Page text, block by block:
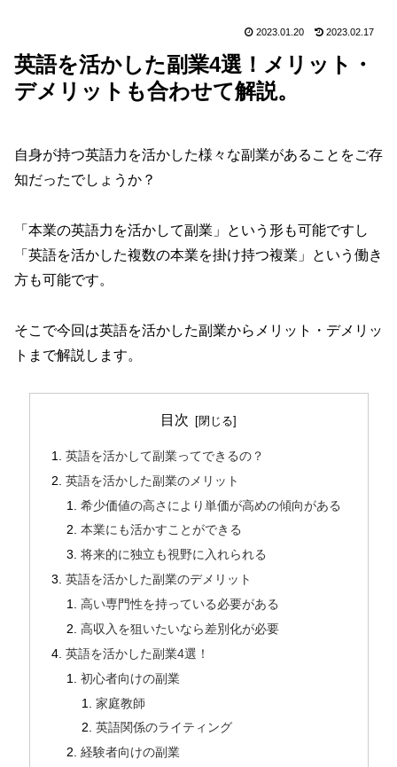
2023.01.20 2023.02.17
英語を活かした副業4選！メリット・
デメリットも合わせて解説。
自身が持つ英語力を活かした様々な副業があることをご存
知だったでしょうか？
「本業の英語力を活かして副業」という形も可能ですし
「英語を活かした複数の本業を掛け持つ複業」という働き
方も可能です。
そこで今回は英語を活かした副業からメリット・デメリッ
トまで解説します。
目次
英語を活かして副業ってできるの？
英語を活かした副業のメリット
希少価値の高さにより単価が高めの傾向がある
本業にも活かすことができる
将来的に独立も視野に入れられる
英語を活かした副業のデメリット
高い専門性を持っている必要がある
高収入を狙いたいなら差別化が必要
英語を活かした副業4選！
初心者向けの副業
家庭教師
英語関係のライティング
経験者向けの副業